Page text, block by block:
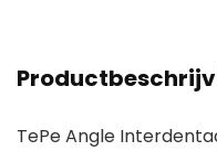
TePe Angle